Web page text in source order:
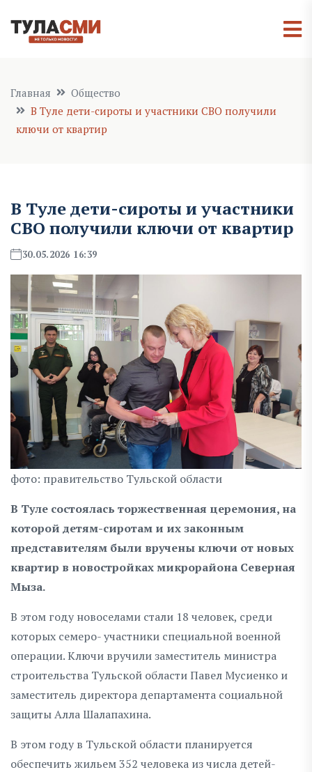
Главная
Общество
В Туле дети-сироты и участники СВО получили
ключи от квартир
В Туле дети-сироты и участники
СВО получили ключи от квартир
30.05.2026 16:39
фото: правительство Тульской области
В Туле состоялась торжественная церемония, на
которой детям-сиротам и их законным
представителям были вручены ключи от новых
квартир в новостройках микрорайона Северная
Мыза.
В этом году новоселами стали 18 человек, среди
которых семеро- участники специальной военной
операции. Ключи вручили заместитель министра
строительства Тульской области Павел Мусиенко и
заместитель директора департамента социальной
защиты Алла Шалапахина.
В этом году в Тульской области планируется
обеспечить жильем 352 человека из числа детей-